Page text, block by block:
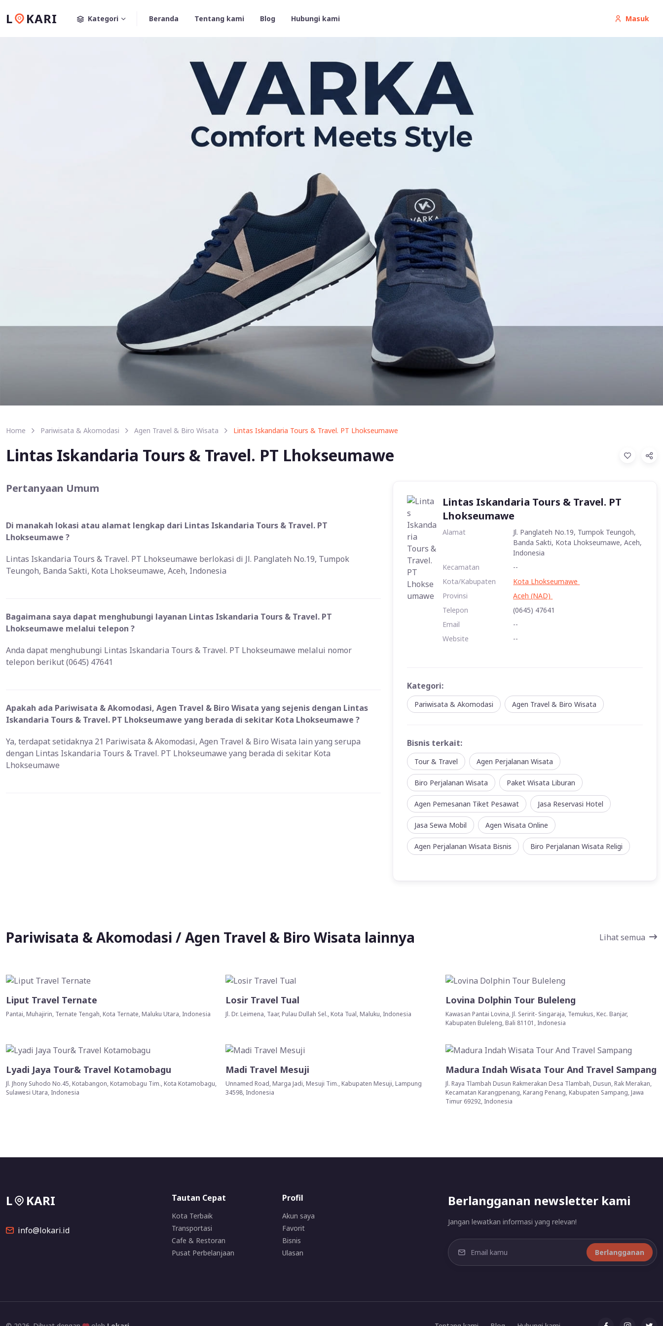
L KARI Masuk
Kategori Beranda Tentang kami Blog Hubungi kami
Home Pariwisata & Akomodasi Agen Travel & Biro Wisata Lintas Iskandaria Tours & Travel. PT Lhokseumawe
Lintas Iskandaria Tours & Travel. PT Lhokseumawe
Lintas Iskandaria Tours & Travel. PT
Lhokseumawe
Alamat
Jl. Panglateh No.19, Tumpok Teungoh,
Banda Sakti, Kota Lhokseumawe, Aceh,
Indonesia
Kecamatan
--
Kota/Kabupaten
Kota Lhokseumawe
Provinsi
Aceh (NAD)
Telepon
(0645) 47641
Email
--
Website
--
Kategori:
Pariwisata & Akomodasi Agen Travel & Biro Wisata
Bisnis terkait:
Tour & Travel Agen Perjalanan Wisata
Biro Perjalanan Wisata Paket Wisata Liburan
Agen Pemesanan Tiket Pesawat Jasa Reservasi Hotel
Jasa Sewa Mobil Agen Wisata Online
Agen Perjalanan Wisata Bisnis Biro Perjalanan Wisata Religi
Pertanyaan Umum
Di manakah lokasi atau alamat lengkap dari Lintas Iskandaria Tours & Travel. PT
Lhokseumawe ?
Lintas Iskandaria Tours & Travel. PT Lhokseumawe berlokasi di Jl. Panglateh No.19, Tumpok
Teungoh, Banda Sakti, Kota Lhokseumawe, Aceh, Indonesia
Bagaimana saya dapat menghubungi layanan Lintas Iskandaria Tours & Travel. PT
Lhokseumawe melalui telepon ?
Anda dapat menghubungi Lintas Iskandaria Tours & Travel. PT Lhokseumawe melalui nomor
telepon berikut (0645) 47641
Apakah ada Pariwisata & Akomodasi, Agen Travel & Biro Wisata yang sejenis dengan Lintas
Iskandaria Tours & Travel. PT Lhokseumawe yang berada di sekitar Kota Lhokseumawe ?
Ya, terdapat setidaknya 21 Pariwisata & Akomodasi, Agen Travel & Biro Wisata lain yang serupa
dengan Lintas Iskandaria Tours & Travel. PT Lhokseumawe yang berada di sekitar Kota
Lhokseumawe
Pariwisata & Akomodasi / Agen Travel & Biro Wisata lainnya Lihat semua
Liput Travel Ternate
Pantai, Muhajirin, Ternate Tengah, Kota Ternate, Maluku Utara, Indonesia
Losir Travel Tual
Jl. Dr. Leimena, Taar, Pulau Dullah Sel., Kota Tual, Maluku, Indonesia
Lovina Dolphin Tour Buleleng
Kawasan Pantai Lovina, Jl. Seririt- Singaraja, Temukus, Kec. Banjar,
Kabupaten Buleleng, Bali 81101, Indonesia
Lyadi Jaya Tour& Travel Kotamobagu
Jl. Jhony Suhodo No.45, Kotabangon, Kotamobagu Tim., Kota Kotamobagu,
Sulawesi Utara, Indonesia
Madi Travel Mesuji
Unnamed Road, Marga Jadi, Mesuji Tim., Kabupaten Mesuji, Lampung
34598, Indonesia
Madura Indah Wisata Tour And Travel Sampang
Jl. Raya Tlambah Dusun Rakmerakan Desa Tlambah, Dusun, Rak Merakan,
Kecamatan Karangpenang, Karang Penang, Kabupaten Sampang, Jawa
Timur 69292, Indonesia
L KARI
info@lokari.id
Tautan Cepat
Kota Terbaik
Transportasi
Cafe & Restoran
Pusat Perbelanjaan
Profil
Akun saya
Favorit
Bisnis
Ulasan
Berlangganan newsletter kami
Jangan lewatkan informasi yang relevan!
Berlangganan